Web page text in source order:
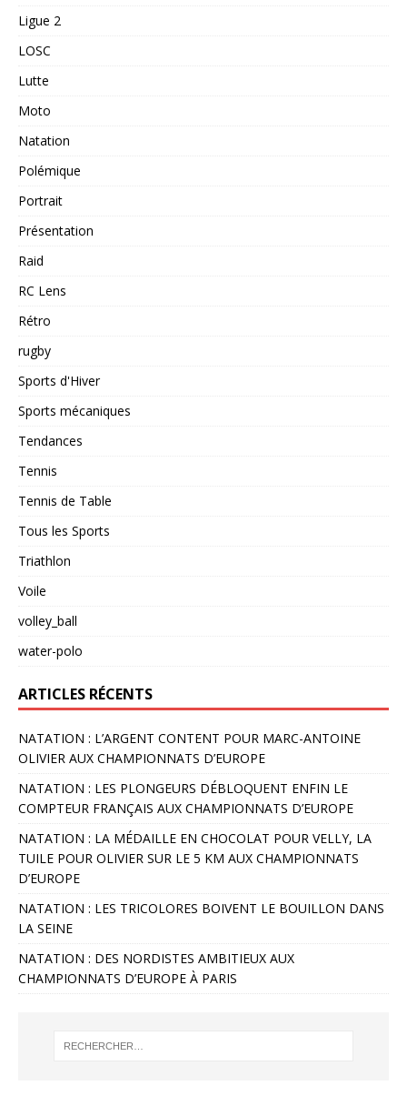
Ligue 2
LOSC
Lutte
Moto
Natation
Polémique
Portrait
Présentation
Raid
RC Lens
Rétro
rugby
Sports d'Hiver
Sports mécaniques
Tendances
Tennis
Tennis de Table
Tous les Sports
Triathlon
Voile
volley_ball
water-polo
ARTICLES RÉCENTS
NATATION : L’ARGENT CONTENT POUR MARC-ANTOINE
OLIVIER AUX CHAMPIONNATS D’EUROPE
NATATION : LES PLONGEURS DÉBLOQUENT ENFIN LE
COMPTEUR FRANÇAIS AUX CHAMPIONNATS D’EUROPE
NATATION : LA MÉDAILLE EN CHOCOLAT POUR VELLY, LA
TUILE POUR OLIVIER SUR LE 5 KM AUX CHAMPIONNATS
D’EUROPE
NATATION : LES TRICOLORES BOIVENT LE BOUILLON DANS
LA SEINE
NATATION : DES NORDISTES AMBITIEUX AUX
CHAMPIONNATS D’EUROPE À PARIS